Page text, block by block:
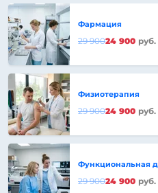
Фармация
29 90024 900 руб.
Физиотерапия
29 90024 900 руб.
Функциональная
29 90024 900 руб.